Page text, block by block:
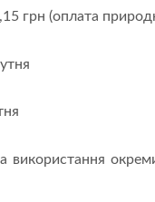
грн (оплата